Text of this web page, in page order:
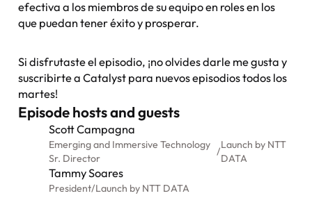
efectiva a los miembros de su equipo en roles en los
que puedan tener éxito y prosperar.
Si disfrutaste el episodio, ¡no olvides darle me gusta y
suscribirte a Catalyst para nuevos episodios todos los
martes!
Episode hosts and guests
Scott Campagna
Emerging and Immersive Technology
Sr. Director
/
Launch by NTT
DATA
Tammy Soares
President/Launch by NTT DATA